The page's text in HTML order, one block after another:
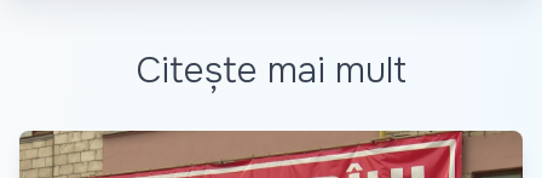
Citește mai mult